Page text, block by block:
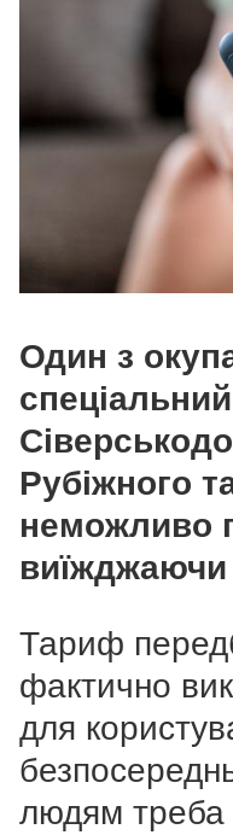
Один з
Рубіжного
неможливо
виїжджаючи
Тариф
фактично
для
людям треба